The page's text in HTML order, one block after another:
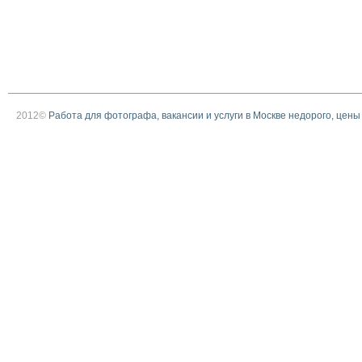
2012© Работа для фотографа, вакансии и услуги в Москве недорого, цены